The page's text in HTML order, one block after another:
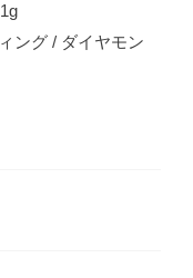
ング / ダイヤモン